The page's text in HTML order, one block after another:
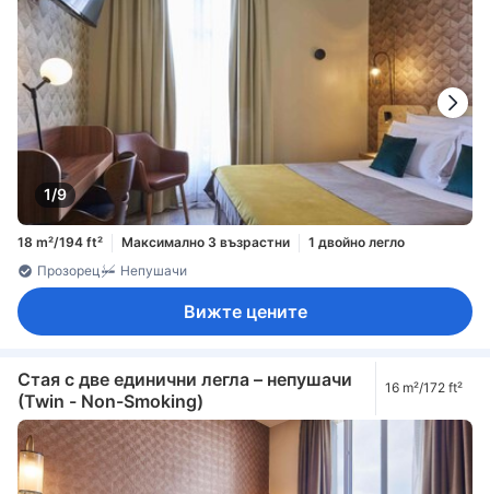
1/9
18 m²/194 ft² Максимално 3 възрастни
1 двойно легло
Прозорец
Непушачи
Вижте цените
Стая с две единични легла – непушачи
(Twin - Non-Smoking)
16 m²/172 ft²